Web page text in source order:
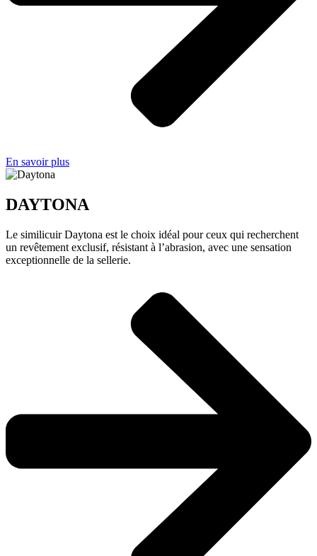
En savoir plus
DAYTONA
Le similicuir Daytona est le choix idéal pour ceux qui recherchent
un revêtement exclusif, résistant à l’abrasion, avec une sensation
exceptionnelle de la sellerie.